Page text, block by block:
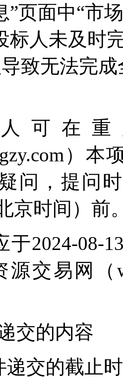
”页面中“市
标人未及时
致无法完
可在
）
问，提问
京时间）前
于2024-08-
源交易网（
交的内容
递交的截止